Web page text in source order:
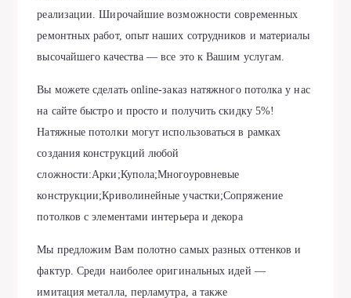
реализации. Широчайшие возможности современных
ремонтных работ, опыт наших сотрудников и материалы
высочайшего качества — все это к Вашим услугам.
Вы можете сделать online-заказ натяжного потолка у нас
на сайте быстро и просто и получить скидку 5%!
Натяжные потолки могут использоваться в рамках
создания конструкций любой
сложности:Арки;Купола;Многоуровневые
конструкции;Криволинейные участки;Сопряжение
потолков с элементами интерьера и декора
Мы предложим Вам полотно самых разных оттенков и
фактур. Среди наиболее оригинальных идей —
имитация металла, перламутра, а также